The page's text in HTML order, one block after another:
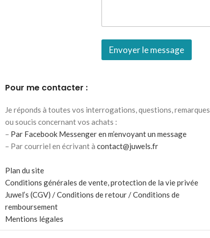
Envoyer le message
Pour me contacter :
Je réponds à toutes vos interrogations, questions, remarques
ou soucis concernant vos achats :
– Par Facebook Messenger en m’envoyant un message
– Par courriel en écrivant à contact@juwels.fr
Plan du site
Conditions générales de vente, protection de la vie privée
Juwel’s (CGV) / Conditions de retour / Conditions de
remboursement
Mentions légales